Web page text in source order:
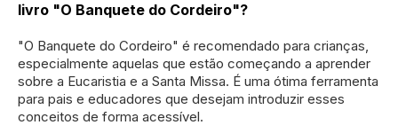
livro "O Banquete do Cordeiro"?
"O Banquete do Cordeiro" é recomendado para crianças,
especialmente aquelas que estão começando a aprender
sobre a Eucaristia e a Santa Missa. É uma ótima ferramenta
para pais e educadores que desejam introduzir esses
conceitos de forma acessível.